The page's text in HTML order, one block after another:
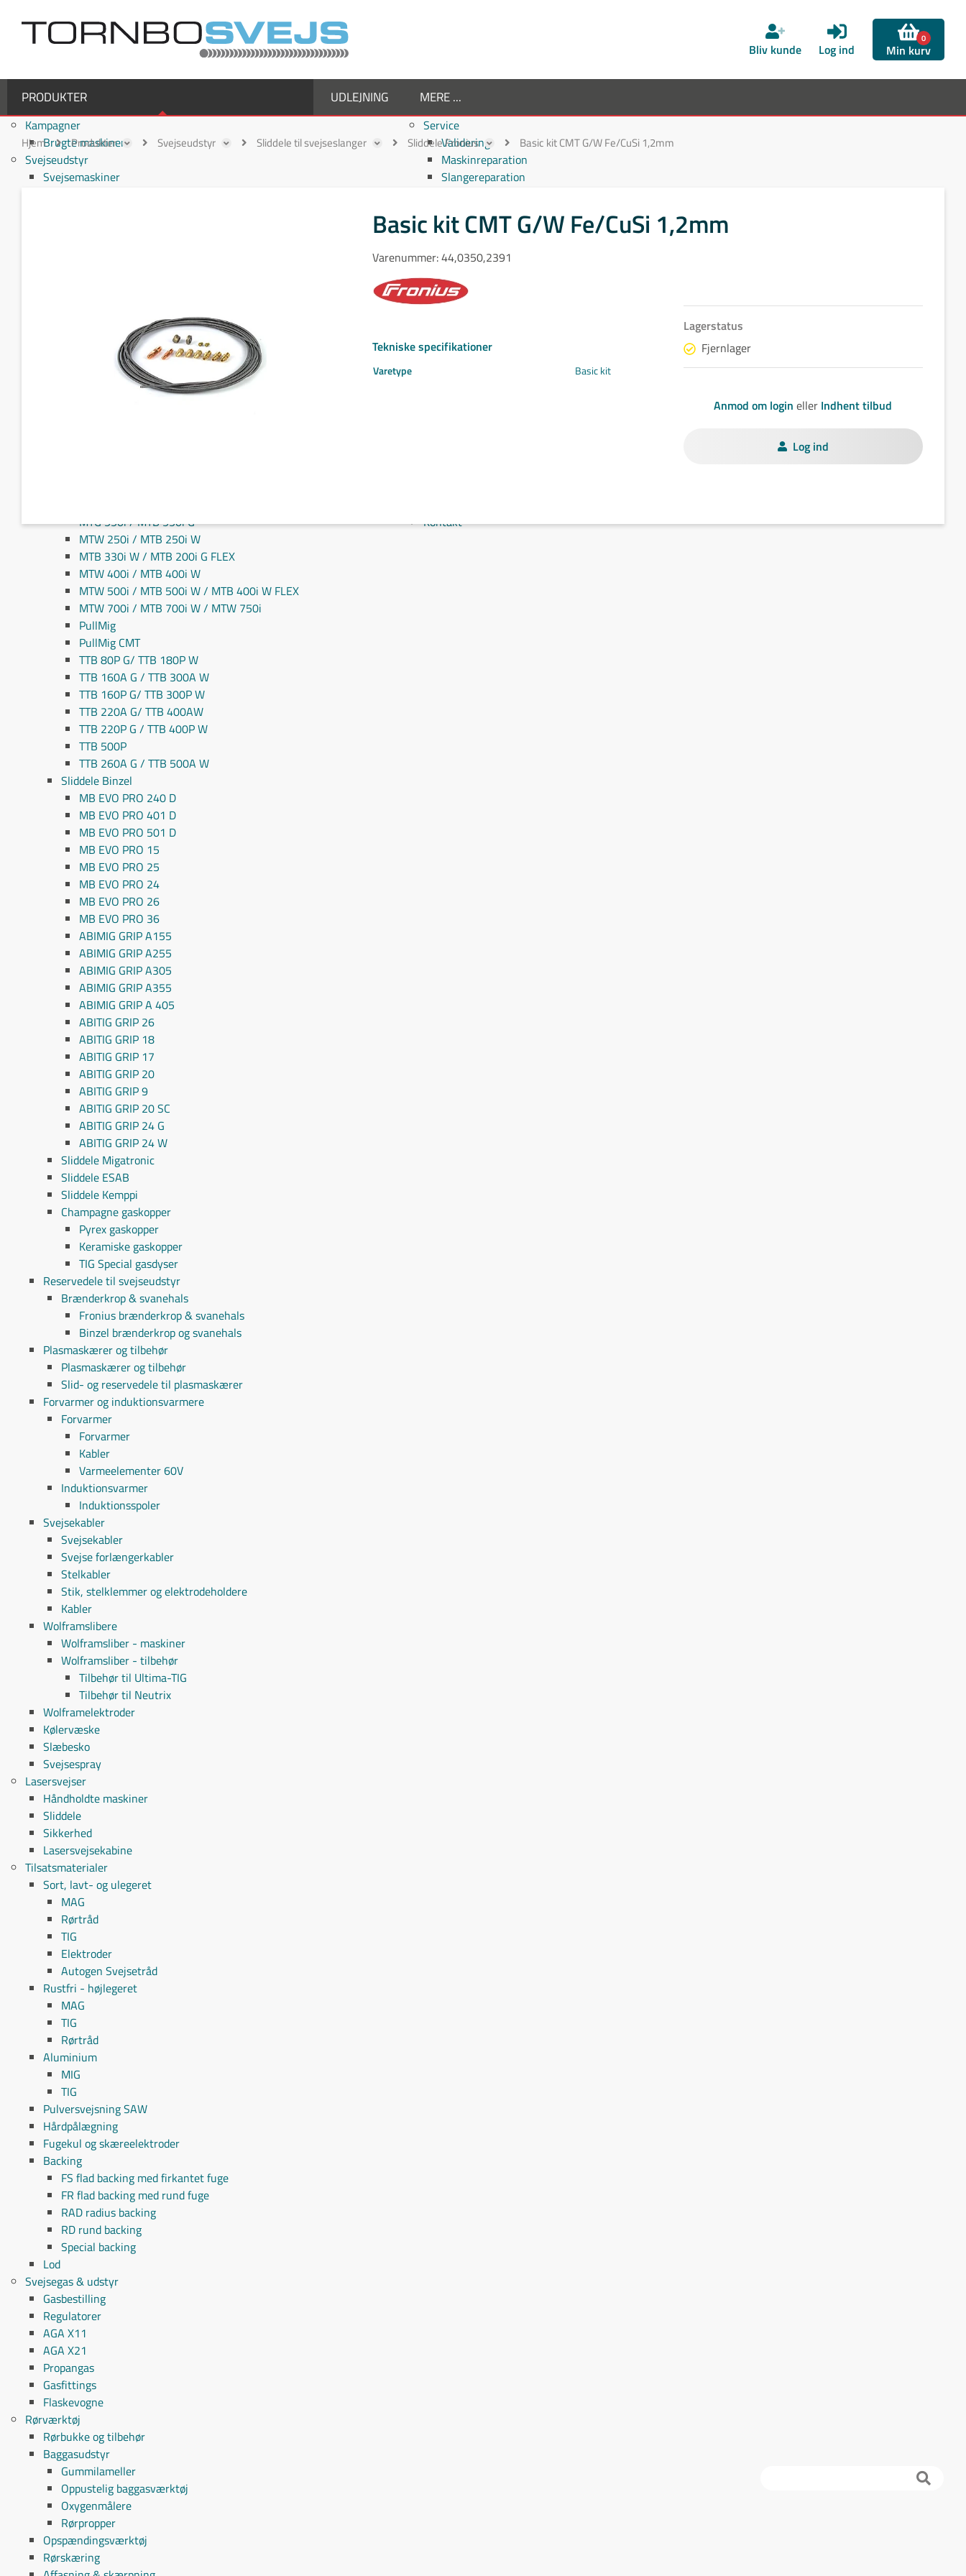
Bliv kunde Log ind
0
Min kurv
PRODUKTER
Kampagner
Brugte maskiner
Svejseudstyr
Svejsemaskiner
Fronius svejseslanger
Fronius MIG/MAG svejseslanger
Fronius TIG svejseslanger
Sliddele til svejseslanger
Sliddele Fronius
MTG 550i / MTB 550i G
MTW 250i / MTB 250i W
MTB 330i W / MTB 200i G FLEX
MTW 400i / MTB 400i W
MTW 500i / MTB 500i W / MTB 400i W FLEX
MTW 700i / MTB 700i W / MTW 750i
PullMig
PullMig CMT
TTB 80P G/ TTB 180P W
TTB 160A G / TTB 300A W
TTB 160P G/ TTB 300P W
TTB 220A G/ TTB 400AW
TTB 220P G / TTB 400P W
TTB 500P
TTB 260A G / TTB 500A W
Sliddele Binzel
MB EVO PRO 240 D
MB EVO PRO 401 D
MB EVO PRO 501 D
MB EVO PRO 15
MB EVO PRO 25
MB EVO PRO 24
MB EVO PRO 26
MB EVO PRO 36
ABIMIG GRIP A155
ABIMIG GRIP A255
ABIMIG GRIP A305
ABIMIG GRIP A355
ABIMIG GRIP A 405
ABITIG GRIP 26
ABITIG GRIP 18
ABITIG GRIP 17
ABITIG GRIP 20
ABITIG GRIP 9
ABITIG GRIP 20 SC
ABITIG GRIP 24 G
ABITIG GRIP 24 W
Sliddele Migatronic
Sliddele ESAB
Sliddele Kemppi
Champagne gaskopper
Pyrex gaskopper
Keramiske gaskopper
TIG Special gasdyser
Reservedele til svejseudstyr
Brænderkrop & svanehals
Fronius brænderkrop & svanehals
Binzel brænderkrop og svanehals
Plasmaskærer og tilbehør
Plasmaskærer og tilbehør
Slid- og reservedele til plasmaskærer
Forvarmer og induktionsvarmere
Forvarmer
Forvarmer
Kabler
Varmeelementer 60V
Induktionsvarmer
Induktionsspoler
Svejsekabler
Svejsekabler
Svejse forlængerkabler
Stelkabler
Stik, stelklemmer og elektrodeholdere
Kabler
Wolframslibere
Wolframsliber - maskiner
Wolframsliber - tilbehør
Tilbehør til Ultima-TIG
Tilbehør til Neutrix
Wolframelektroder
Kølervæske
Slæbesko
Svejsespray
Lasersvejser
Håndholdte maskiner
Sliddele
Sikkerhed
Lasersvejsekabine
Tilsatsmaterialer
Sort, lavt- og ulegeret
MAG
Rørtråd
TIG
Elektroder
Autogen Svejsetråd
Rustfri - højlegeret
MAG
TIG
Rørtråd
Aluminium
MIG
TIG
Pulversvejsning SAW
Hårdpålægning
Fugekul og skæreelektroder
Backing
FS flad backing med firkantet fuge
FR flad backing med rund fuge
RAD radius backing
RD rund backing
Special backing
Lod
Svejsegas & udstyr
Gasbestilling
Regulatorer
AGA X11
AGA X21
Propangas
Gasfittings
Flaskevogne
Rørværktøj
Rørbukke og tilbehør
Baggasudstyr
Gummilameller
Oppustelig baggasværktøj
Oxygenmålere
Rørpropper
Opspændingsværktøj
Rørskæring
UDLEJNING MERE ...
Service
Validering
Maskinreparation
Slangereparation
Virksomheden
Supplier
Job hos TornboSvejs
Kvalitetspolitik
ESG politik
Kom i mål med dit projekt
Kontakt
Hjem Produkter Svejseudstyr Sliddele til svejseslanger Sliddele Fronius Basic kit CMT G/W Fe/CuSi 1,2mm
Basic kit CMT G/W Fe/CuSi 1,2mm
Varenummer:44,0350,2391
Tekniske specifikationer
Varetype Basic kit
Lagerstatus
Fjernlager
Anmod om login eller Indhent tilbud
Log ind